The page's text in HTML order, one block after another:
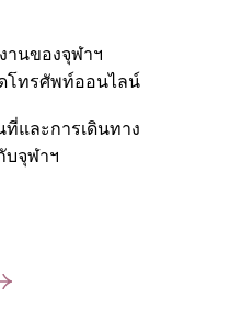
านของจุฬาฯ
โทรศัพท์ออนไลน์
ที่และการเดินทาง
บจุฬาฯ